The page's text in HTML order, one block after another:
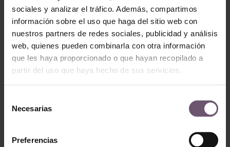
sociales y analizar el tráfico. Además, compartimos
información sobre el uso que haga del sitio web con
nuestros partners de redes sociales, publicidad y análisis
web, quienes pueden combinarla con otra información
que les haya proporcionado o que hayan recopilado a
partir del uso que haya hecho de sus servicios.
Necesarias
Preferencias
Baldosas hidráulicas
Baldosas hidráulicas
Baldosa Hidráulica